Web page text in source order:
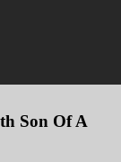
Son Of A